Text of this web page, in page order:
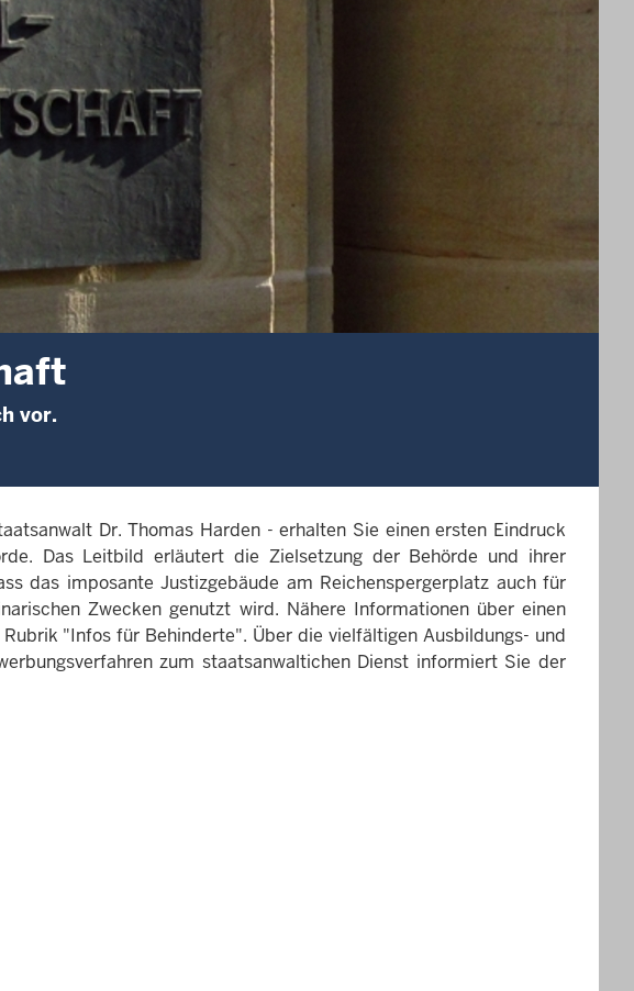
vor.
Dr. Thomas Harden - erhalten Sie einen ersten Eindruck
Das Leitbild erläutert die Zielsetzung der Behörde und ihrer
das imposante Justizgebäude am Reichenspergerplatz auch für
Zwecken genutzt wird. Nähere Informationen über einen
"Infos für Behinderte". Über die vielfältigen Ausbildungs- und
zum staatsanwaltichen Dienst informiert Sie der